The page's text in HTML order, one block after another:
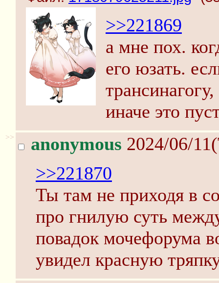
>>221869
а мне пох.
его юзать.
иначе это
>> anonymous 2024/06/
>>221870
Ты там не приходя в
про гнилую суть
повадок мочефорума
увидел красную